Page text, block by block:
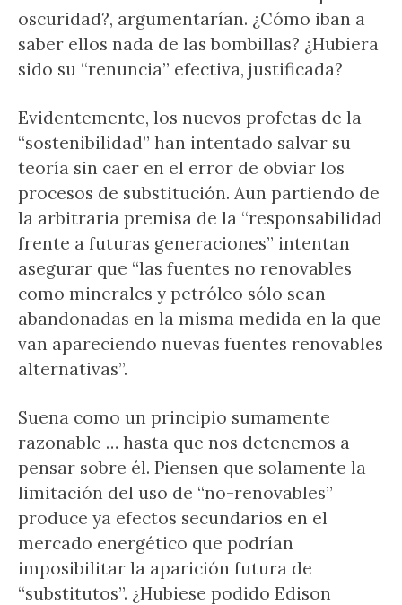
oscuridad?, argumentarían. ¿Cómo iban a
saber ellos nada de las bombillas? ¿Hubiera
sido su “renuncia” efectiva, justificada?
Evidentemente, los nuevos profetas de la
“sostenibilidad” han intentado salvar su
teoría sin caer en el error de obviar los
procesos de substitución. Aun partiendo de
la arbitraria premisa de la “responsabilidad
frente a futuras generaciones” intentan
asegurar que “las fuentes no renovables
como minerales y petróleo sólo sean
abandonadas en la misma medida en la que
van apareciendo nuevas fuentes renovables
alternativas”.
Suena como un principio sumamente
razonable … hasta que nos detenemos a
pensar sobre él. Piensen que solamente la
limitación del uso de “no-renovables”
produce ya efectos secundarios en el
mercado energético que podrían
imposibilitar la aparición futura de
“substitutos”. ¿Hubiese podido Edison